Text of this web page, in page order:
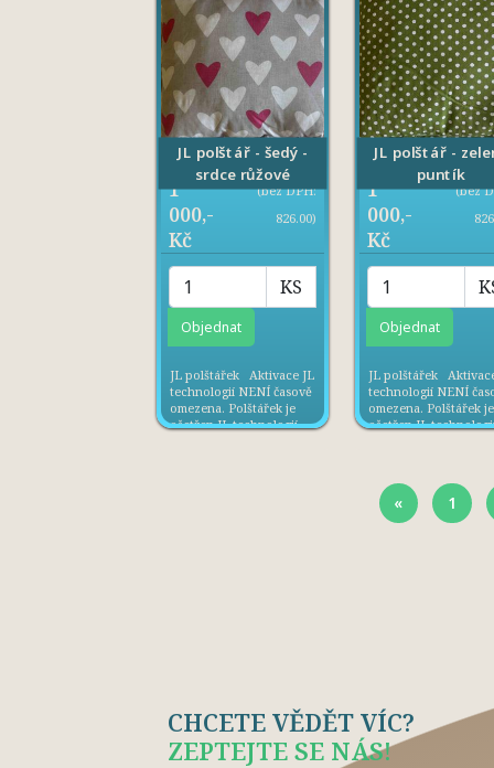
30cm x 40 cm Materiál:
100% BA Výplň: 100%
PES Doporučený věk: 0+
Vyrobeno v ...
30cm x 40 cm
100% BA Výplň: 100%
PES Doporučený
Vyrobeno v ...
JL polštář - šedý -
srdce růžové
1
000,-
Kč
(bez DPH:
826.00)
KS
JL polštářek Aktivace JL
technologií NENÍ časově
omezena. Polštářek je
ošetřen JL technologií,
JL polštář -
puntík
1
000,-
Kč
(bez
JL polštářek
technologií NENÍ
omezena. Polštářek je
ošetřen JL
spánku. Velikost cca
30cm x 40 cm
100% BA Výplň: 100%
« 1
CHCETE VĚDĚT VÍC?
ZEPTEJTE SE NÁS!